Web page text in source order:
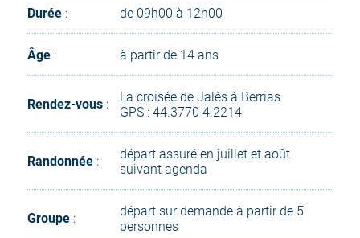
Durée : de 09h00 à 12h00
Âge : à partir de 14 ans
Rendez-vous :
La croisée de Jalès à Berrias
GPS : 44.3770 4.2214
Randonnée :
départ assuré en juillet et août
suivant agenda
Groupe :
départ sur demande à partir de 5
personnes